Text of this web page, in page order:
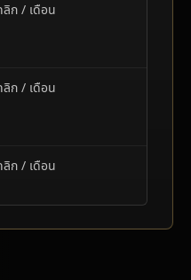
ก / เดือน
ก / เดือน
ก / เดือน